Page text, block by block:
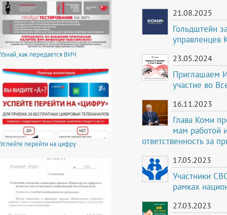
Узнай, как передается ВИЧ
Успейте перейти на цифру
21.08.2025
Гольдштейн
управленцев
23.05.2024
Приглашаем
участие во
16.11.2023
Глава Коми
мам работой
ответственность за
17.05.2023
Участники
рамках
27.03.2023